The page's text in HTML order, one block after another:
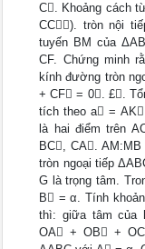
C. Khoảng cách
CC). tròn nội
tuyến BM của
CF. Chứng minh
kính đường tròn
+ CF = 0. £.
tích theo a =
là hai điểm trên
BC, CA.
tròn ngoại tiếp
G là trọng tâm.
B = α. Tính
thì: giữa tâm của
OA + OB +